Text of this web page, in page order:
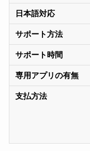
日本語対応
サポート方法
サポート時間
専用アプリの有無
支払方法